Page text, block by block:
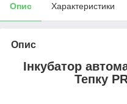
Опис Характеристики
Опис
Інкубатор
Тепку